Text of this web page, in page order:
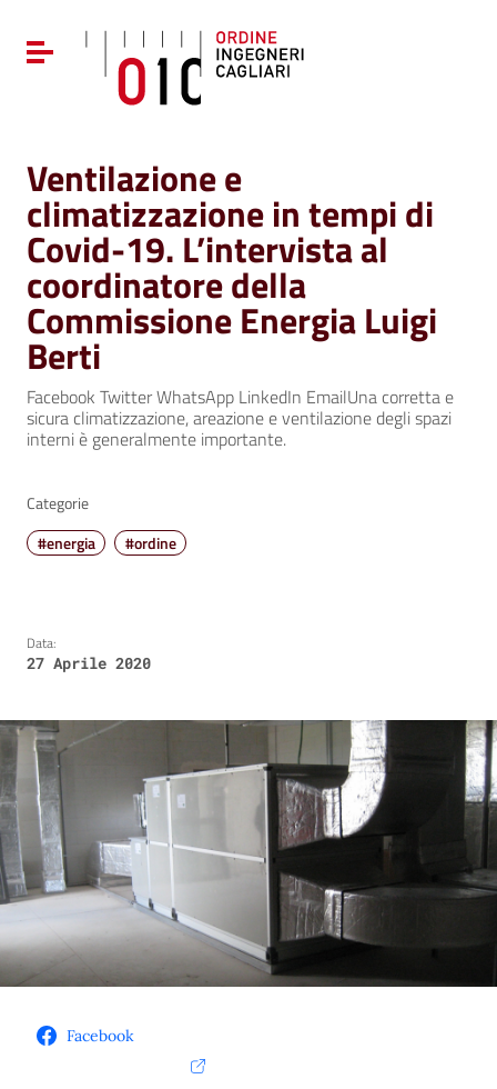
Vai al menu di navigazione
Vai al footer
Attiva / disattiva la navigazione
Ventilazione e
climatizzazione in tempi di
Covid-19. L’intervista al
coordinatore della
Commissione Energia Luigi
Berti
Facebook Twitter WhatsApp LinkedIn EmailUna corretta e
sicura climatizzazione, areazione e ventilazione degli spazi
interni è generalmente importante.
Categorie
#energia
#ordine
Data:
27 Aprile 2020
Facebook